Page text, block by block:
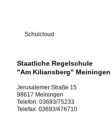
Schulcloud
Staatliche Regelschule
"Am Kiliansberg" Meiningen
Jerusalemer Straße 15
98617 Meiningen
Telefon: 03693/75233
Telefax: 03693/476710